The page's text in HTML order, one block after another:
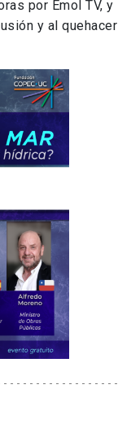
por Emol TV, y
y al quehacer